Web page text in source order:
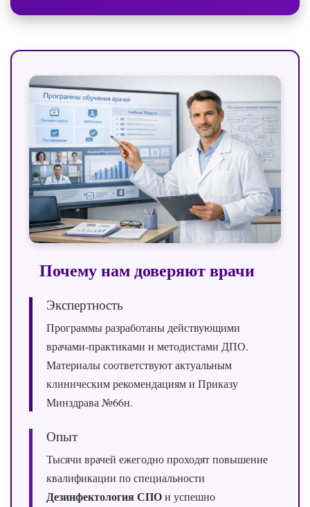
Почему нам доверяют врачи
Экспертность
Программы разработаны действующими
врачами‑практиками и методистами ДПО.
Материалы соответствуют актуальным
клиническим рекомендациям и Приказу
Минздрава №66н.
Опыт
Тысячи врачей ежегодно проходят повышение
квалификации по специальности
Дезинфектология СПОи успешно